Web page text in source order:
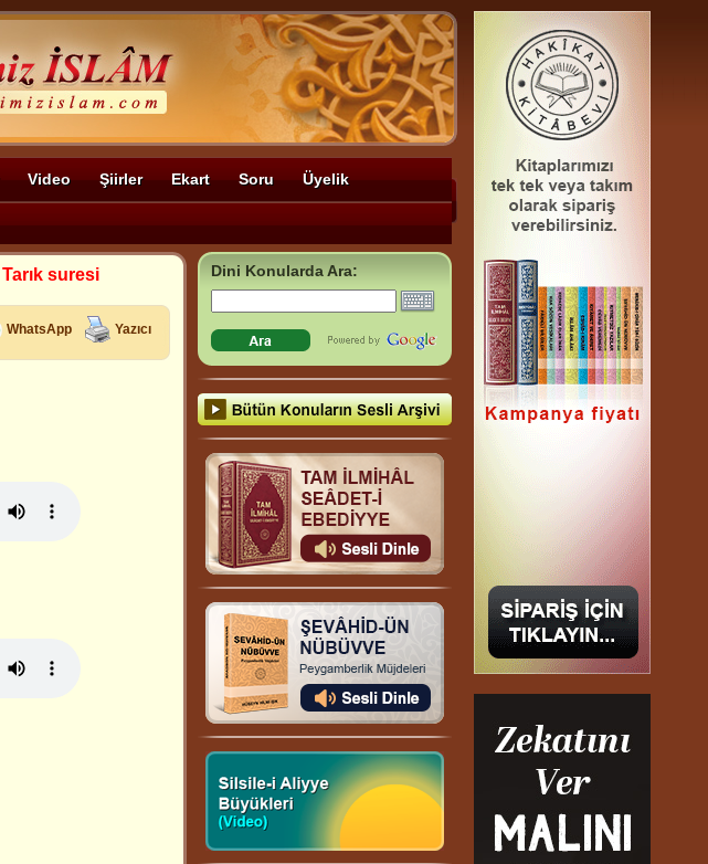
Video Şiirler Ekart Soru Üyelik
Tarık suresi
WhatsApp Yazıcı
Dini Konularda Ara: